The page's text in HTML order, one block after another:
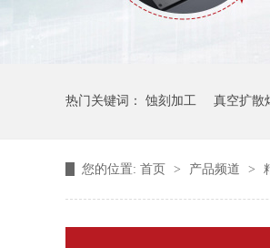
热门关键词： 蚀刻加工 真空扩散
您的位置: 首页 > 产品频道 >